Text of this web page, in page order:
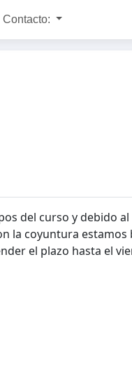
Contacto:
del curso y debido
la coyuntura estamos
el plazo hasta el